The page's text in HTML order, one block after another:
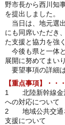
野市長から西川知
を提出しました。
当日は、地元選
にも同席いただき
た支援と協力を強
今後も県と一体
展開に努めてまい
要望事項の詳細
【重点事項】・・
1 北陸新幹線金
への対応について
2 地域公共交通
支援について